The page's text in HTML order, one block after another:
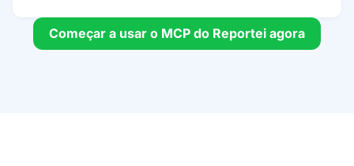
Começar a usar o MCP do Reportei agora